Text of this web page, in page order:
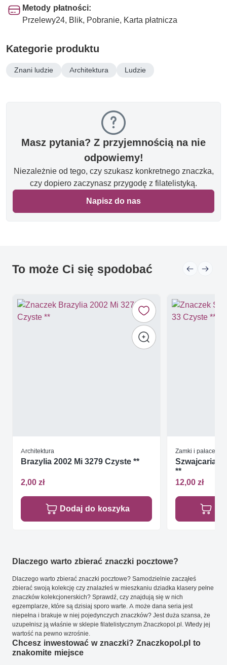
Metody płatności:
Przelewy24, Blik, Pobranie, Karta płatnicza
Kategorie produktu
Znani ludzie Architektura Ludzie
Masz pytania? Z przyjemnością na nie
odpowiemy!
Niezależnie od tego, czy szukasz konkretnego znaczka,
czy dopiero zaczynasz przygodę z filatelistyką.
Napisz do nas
To może Ci się spodobać
Architektura
Brazylia 2002 Mi 3279 Czyste **
2,00 zł
Dodaj do koszyka
Zamki i pałace
Szwajcaria
**
12,00 zł
Dlaczego warto zbierać znaczki pocztowe?
Dlaczego warto zbierać znaczki pocztowe? Samodzielnie zacząłeś
zbierać swoją kolekcję czy znalazłeś w mieszkaniu dziadka klasery pełne
znaczków kolekcjonerskich? Sprawdź, czy znajdują się w nich
egzemplarze, które są dzisiaj sporo warte. A może dana seria jest
niepełna i brakuje w niej pojedynczych znaczków? Jest duża szansa, że
uzupełnisz ją właśnie w sklepie filatelistycznym Znaczkopol.pl. Wtedy jej
wartość na pewno wzrośnie.
Chcesz inwestować w znaczki? Znaczkopol.pl to
znakomite miejsce